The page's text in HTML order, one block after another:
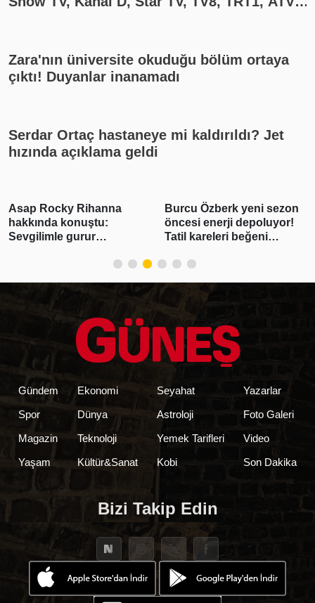
Zara'nın üniversite okuduğu bölüm ortaya
çıktı! Duyanlar inanamadı
Serdar Ortaç hastaneye mi kaldırıldı? Jet
hızında açıklama geldi
Asap Rocky Rihanna
hakkında konuştu:
Sevgilimle gurur
Burcu Özberk yeni sezon
öncesi enerji depoluyor!
Tatil kareleri beğeni
Gündem
Spor
Magazin
Yaşam
Ekonomi
Dünya
Teknoloji
Kültür&Sanat
Seyahat
Astroloji
Yemek Tarifleri
Kobi
Yazarlar
Foto Galeri
Video
Son Dakika
Bizi Takip Edin